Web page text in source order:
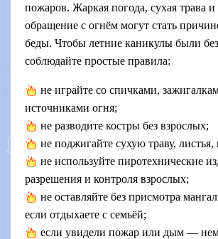
пожаров. Жаркая погода, сухая трава
обращение с огнём могут стать
беды. Чтобы летние каникулы были
соблюдайте простые правила:
не играйте со спичками,
источниками огня;
не разводите костры без взрослых;
не поджигайте сухую траву,
не используйте пиротехнические
разрешения и контроля взрослых;
не оставляйте без присмотра
если отдыхаете с семьёй;
если увидели пожар или дым —